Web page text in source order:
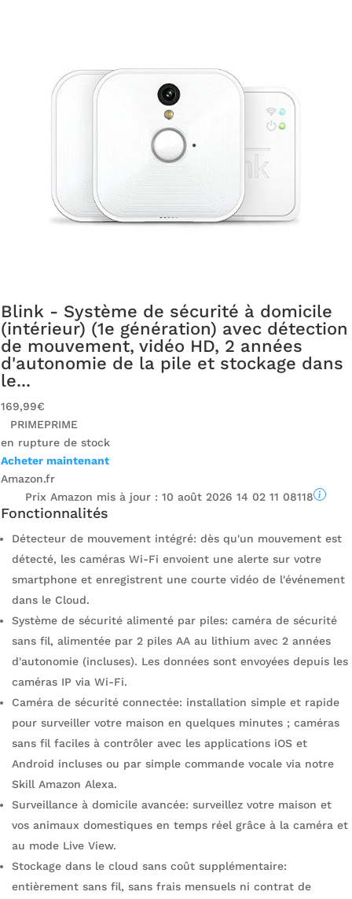
Blink - Système de sécurité à domicile
(intérieur) (1e génération) avec détection
de mouvement, vidéo HD, 2 années
d'autonomie de la pile et stockage dans
le...
169,99€
PRIMEPRIME
en rupture de stock
Acheter maintenant
Amazon.fr
Prix ​​Amazon mis à jour :10 août 2026 14 02 11 08118
Fonctionnalités
Détecteur de mouvement intégré: dès qu'un mouvement est
détecté, les caméras Wi-Fi envoient une alerte sur votre
smartphone et enregistrent une courte vidéo de l'événement
dans le Cloud.
Système de sécurité alimenté par piles: caméra de sécurité
sans fil, alimentée par 2 piles AA au lithium avec 2 années
d'autonomie (incluses). Les données sont envoyées depuis les
caméras IP via Wi-Fi.
Caméra de sécurité connectée: installation simple et rapide
pour surveiller votre maison en quelques minutes ; caméras
sans fil faciles à contrôler avec les applications iOS et
Android incluses ou par simple commande vocale via notre
Skill Amazon Alexa.
Surveillance à domicile avancée: surveillez votre maison et
vos animaux domestiques en temps réel grâce à la caméra et
au mode Live View.
Stockage dans le cloud sans coût supplémentaire:
entièrement sans fil, sans frais mensuels ni contrat de